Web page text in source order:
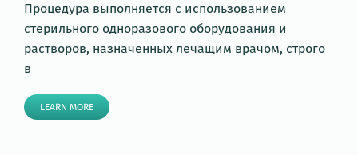
Процедура выполняется с использованием
стерильного одноразового оборудования и
растворов, назначенных лечащим врачом, строго
в
LEARN MORE